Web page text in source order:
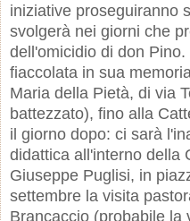
iniziative proseguiranno
svolgerà nei giorni che
dell'omicidio di don
fiaccolata in sua
Maria della Pietà, di via
battezzato), fino alla
il giorno dopo: ci sarà
didattica all'interno della
Giuseppe Puglisi, in
settembre la visita
Brancaccio (probabile la